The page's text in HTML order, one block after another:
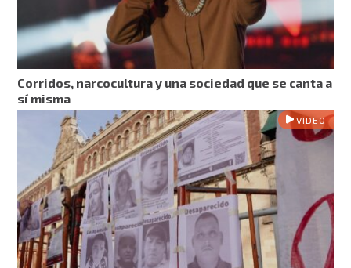
Corridos, narcocultura y una sociedad que se canta a
sí misma
VIDEO